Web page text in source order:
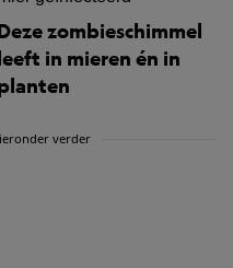
zombieschimmel
in mieren én in
verder